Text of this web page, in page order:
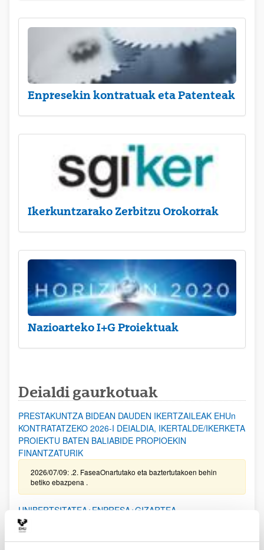
Enpresekin kontratuak eta Patenteak
Ikerkuntzarako Zerbitzu Orokorrak
Nazioarteko I+G Proiektuak
Deialdi gaurkotuak
PRESTAKUNTZA BIDEAN DAUDEN IKERTZAILEAK EHUn
KONTRATATZEKO 2026-I DEIALDIA, IKERTALDE/IKERKETA
PROIEKTU BATEN BALIABIDE PROPIOEKIN
FINANTZATURIK
2026/07/09: .2. FaseaOnartutako eta baztertutakoen behin
betiko ebazpena .
UNIBERTSITATEA+ENPRESA+GIZARTEA
HARREMANAREN INPAKTUA EX POST EBALUATZEKO
PROIEKTUEN DEIALDIA